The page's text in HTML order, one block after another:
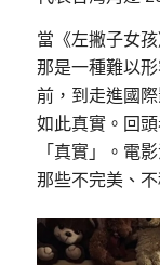
當《左撇子女
那是一種難以
前，到走進國
如此真實。回
「真實」。電
那些不完美、